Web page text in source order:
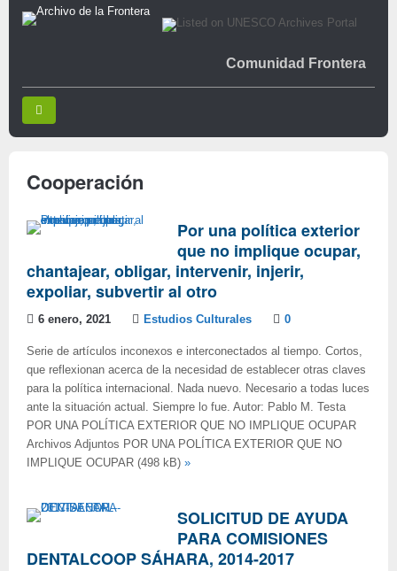
Comunidad Frontera
Cooperación
Por una política exterior
que no implique ocupar,
chantajear, obligar, intervenir, injerir,
expoliar, subvertir al otro
6 enero, 2021 Estudios Culturales 0
Serie de artículos inconexos e interconectados al tiempo. Cortos,
que reflexionan acerca de la necesidad de establecer otras claves
para la política internacional. Nada nuevo. Necesario a todas luces
ante la situación actual. Siempre lo fue. Autor: Pablo M. Testa
POR UNA POLÍTICA EXTERIOR QUE NO IMPLIQUE OCUPAR
Archivos Adjuntos POR UNA POLÍTICA EXTERIOR QUE NO
IMPLIQUE OCUPAR (498 kB) »
SOLICITUD DE AYUDA
PARA COMISIONES
DENTALCOOP SÁHARA, 2014-2017